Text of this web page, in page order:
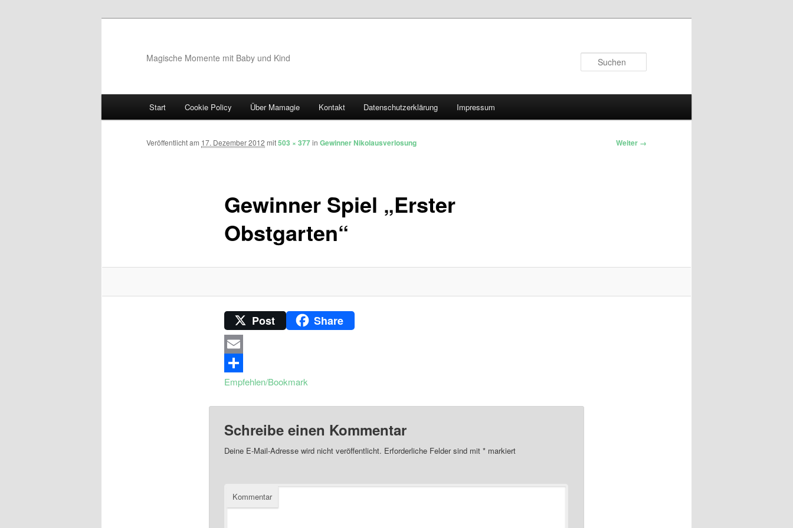
Magische Momente mit Baby und Kind
Zum Inhalt wechseln
Zum sekundären Inhalt wechseln
Start Cookie Policy Über Mamagie Kontakt Datenschutzerklärung Impressum
Bilder-Navigation Weiter →
Gewinner Spiel „Erster
Obstgarten“
Veröffentlicht am 17. Dezember 2012 mit503 × 377in Gewinner Nikolausverlosung
Post Share
Email
Empfehlen/Bookmark
Schreibe einen Kommentar
Deine E-Mail-Adresse wird nicht veröffentlicht. Erforderliche Felder sind mit *markiert
Kommentar